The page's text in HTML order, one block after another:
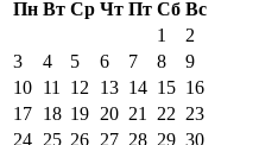
Пн Вт Ср Чт Пт Сб Вс
1
2
3
4 5 6 7 8
9
10 11 12 13 14 15 16
17 18 19 20 21 22 23
24 25 26 27 28 29 30